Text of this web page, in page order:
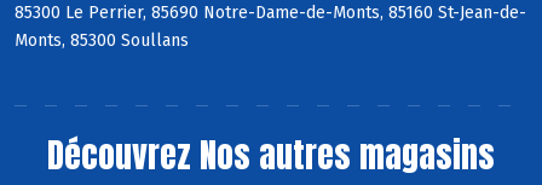
85300 Le Perrier, 85690 Notre-Dame-de-Monts, 85160 St-Jean-de-
Monts, 85300 Soullans
Découvrez Nos autres magasins